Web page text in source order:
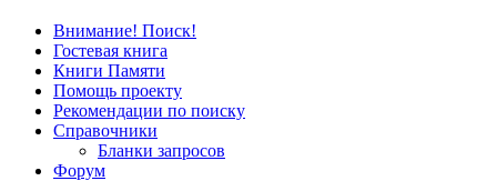
Внимание! Поиск!
Гостевая книга
Книги Памяти
Помощь проекту
Рекомендации по поиску
Справочники
Бланки запросов
Форум